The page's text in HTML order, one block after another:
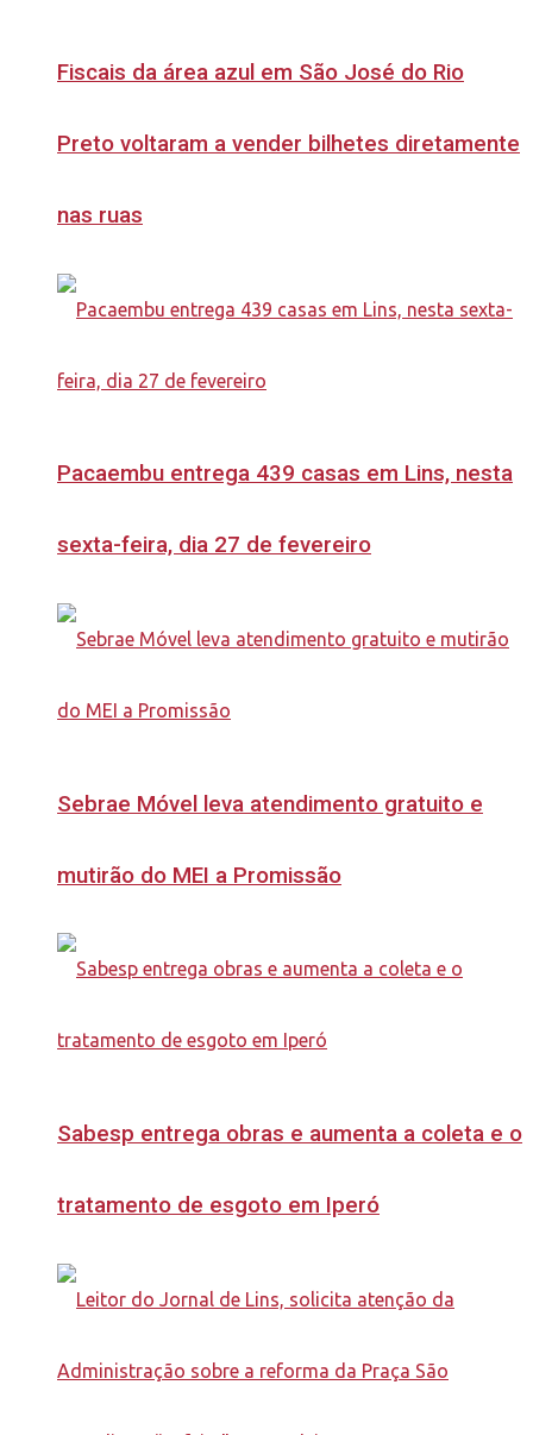
Fiscais da área azul em São José do Rio
Preto voltaram a vender bilhetes diretamente
nas ruas
Pacaembu entrega 439 casas em Lins, nesta
sexta-feira, dia 27 de fevereiro
Sebrae Móvel leva atendimento gratuito e
mutirão do MEI a Promissão
Sabesp entrega obras e aumenta a coleta e o
tratamento de esgoto em Iperó